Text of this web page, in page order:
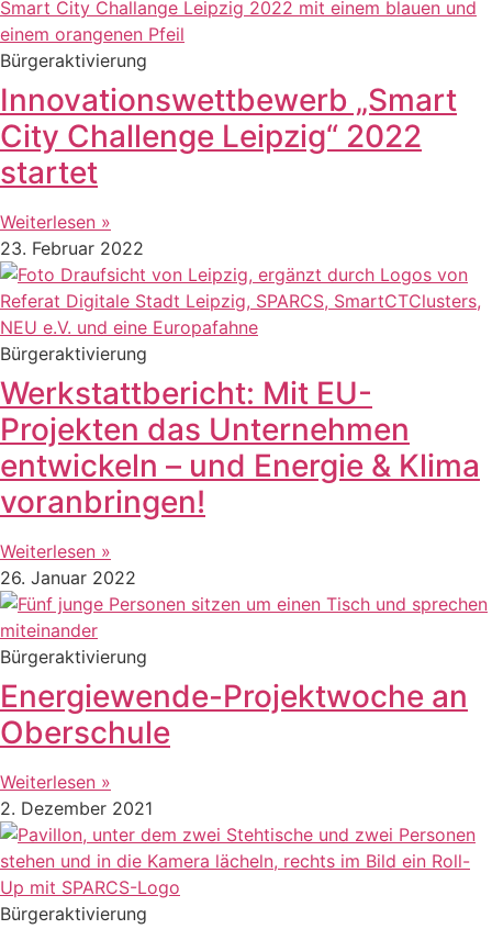
Bürgeraktivierung
Innovationswettbewerb „Smart
City Challenge Leipzig“ 2022
startet
Weiterlesen »
23. Februar 2022
Bürgeraktivierung
Werkstattbericht: Mit EU-
Projekten das Unternehmen
entwickeln – und Energie & Klima
voranbringen!
Weiterlesen »
26. Januar 2022
Bürgeraktivierung
Energiewende-Projektwoche an
Oberschule
Weiterlesen »
2. Dezember 2021
Bürgeraktivierung